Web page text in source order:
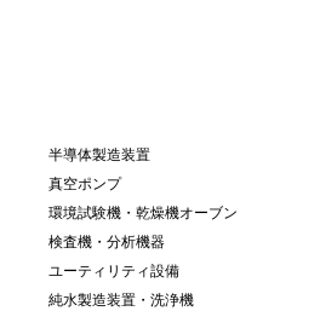
半導体製造装置
真空ポンプ
環境試験機・乾燥機オーブン
検査機・分析機器
ユーティリティ設備
純水製造装置・洗浄機